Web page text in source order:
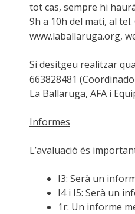
tot cas, sempre hi
9h a 10h del matí, al
www.laballaruga.org,
Si desitgeu realitzar
663828481
La Ballaruga, AFA i
Informes
L’avaluació és
I3: Serà un
I4 i I5: Serà un
1r: Un informe